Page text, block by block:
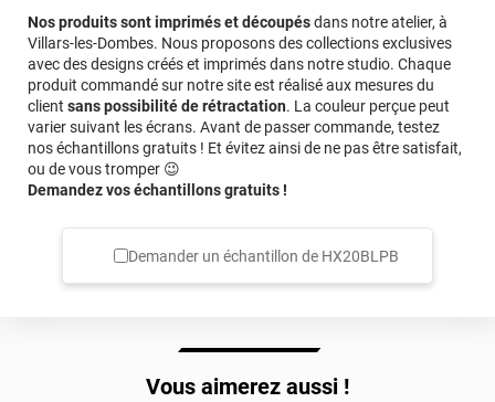
Nos produits sont imprimés et découpésdans notre atelier, à
Villars-les-Dombes. Nous proposons des collections exclusives
avec des designs créés et imprimés dans notre studio. Chaque
produit commandé sur notre site est réalisé aux mesures du
client sans possibilité de rétractation. La couleur perçue peut
varier suivant les écrans. Avant de passer commande, testez
nos échantillons gratuits ! Et évitez ainsi de ne pas être satisfait,
ou de vous tromper 😉
Demandez vos échantillons gratuits !
Demander un échantillon de HX20BLPB
Vous aimerez aussi !